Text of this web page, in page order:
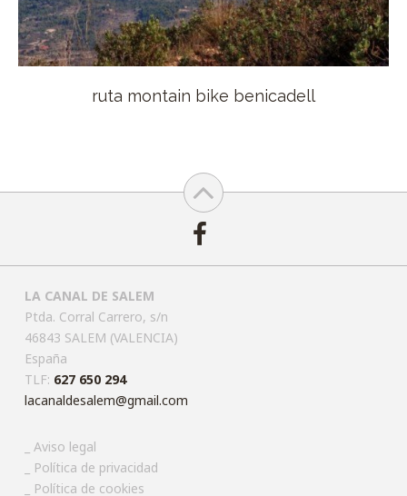
ruta montain bike benicadell
LA CANAL DE SALEM
Ptda. Corral Carrero, s/n
46843 SALEM (VALENCIA)
España
TLF: 627 650 294
lacanaldesalem@gmail.com
Aviso legal
Política de privacidad
Política de cookies